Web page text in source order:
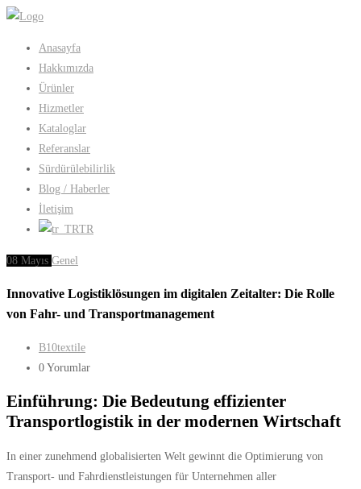
Anasayfa
Hakkımızda
Ürünler
Hizmetler
Kataloglar
Referanslar
Sürdürülebilirlik
Blog / Haberler
İletişim
TR
08 Mayıs Genel
Innovative Logistiklösungen im digitalen Zeitalter: Die Rolle
von Fahr- und Transportmanagement
B10textile
0 Yorumlar
Einführung: Die Bedeutung effizienter
Transportlogistik in der modernen Wirtschaft
In einer zunehmend globalisierten Welt gewinnt die Optimierung von
Transport- und Fahrdienstleistungen für Unternehmen aller